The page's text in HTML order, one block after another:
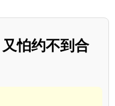
怕约不到合